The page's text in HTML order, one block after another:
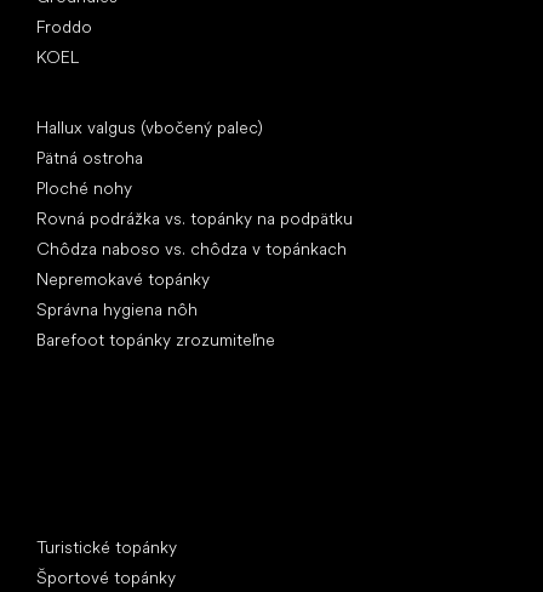
Froddo
KOEL
Hallux valgus (vbočený palec)
Pätná ostroha
Ploché nohy
Rovná podrážka vs. topánky na podpätku
Chôdza naboso vs. chôdza v topánkach
Nepremokavé topánky
Správna hygiena nôh
Barefoot topánky zrozumiteľne
Turistické topánky
Športové topánky